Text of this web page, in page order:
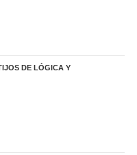
DE LÓGICA Y